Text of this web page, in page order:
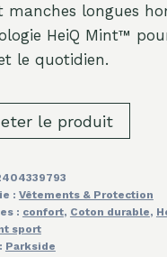
manches longues
HeiQ Mint™
le quotidien.
le produit
: Vêtements & Protection
: confort, Coton durable,
sport
Parkside